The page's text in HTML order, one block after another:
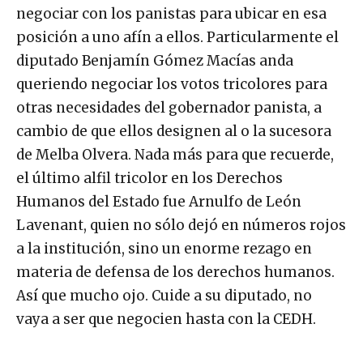
negociar con los panistas para ubicar en esa
posición a uno afín a ellos. Particularmente el
diputado Benjamín Gómez Macías anda
queriendo negociar los votos tricolores para
otras necesidades del gobernador panista, a
cambio de que ellos designen al o la sucesora
de Melba Olvera. Nada más para que recuerde,
el último alfil tricolor en los Derechos
Humanos del Estado fue Arnulfo de León
Lavenant, quien no sólo dejó en números rojos
a la institución, sino un enorme rezago en
materia de defensa de los derechos humanos.
Así que mucho ojo. Cuide a su diputado, no
vaya a ser que negocien hasta con la CEDH.